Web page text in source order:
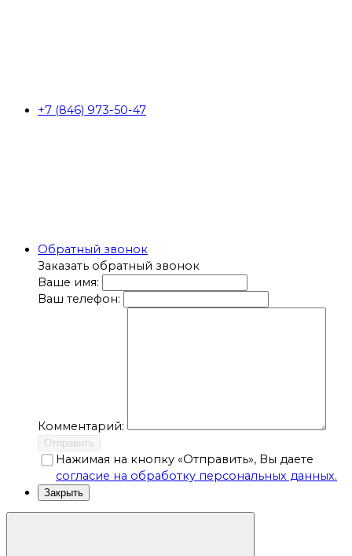
+7 (846) 973-50-47
Обратный звонок
Заказать обратный звонок
Ваше имя:
Ваш телефон:
Комментарий:
Отправить
Нажимая на кнопку «Отправить», Вы даете
согласие на обработку персональных данных.
Закрыть